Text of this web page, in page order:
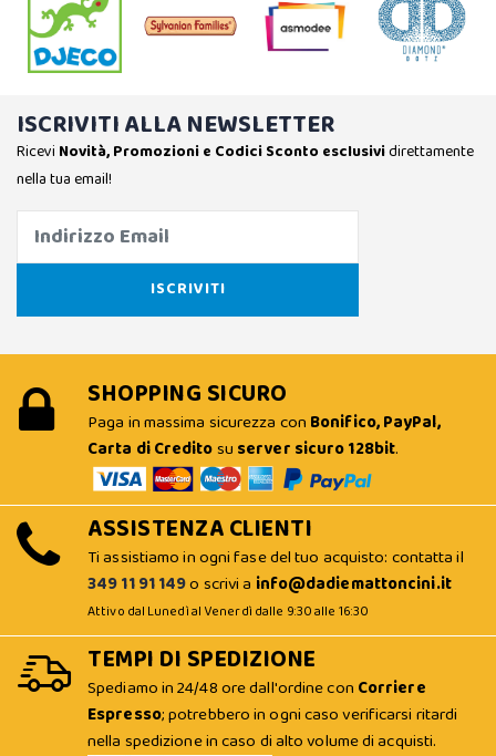
ISCRIVITI ALLA NEWSLETTER
Ricevi Novità, Promozioni e Codici Sconto esclusividirettamente
nella tua email!
SHOPPING SICURO
Paga in massima sicurezza con Bonifico, PayPal,
Carta di Creditosu server sicuro 128bit.
ASSISTENZA CLIENTI
Ti assistiamo in ogni fase del tuo acquisto: contatta il
349 11 91 149o scrivi a info@dadiemattoncini.it
Attivo dal Lunedì al Venerdì dalle 9:30 alle 16:30
TEMPI DI SPEDIZIONE
Spediamo in 24/48 ore dall'ordine con Corriere
Espresso; potrebbero in ogni caso verificarsi ritardi
nella spedizione in caso di alto volume di acquisti.